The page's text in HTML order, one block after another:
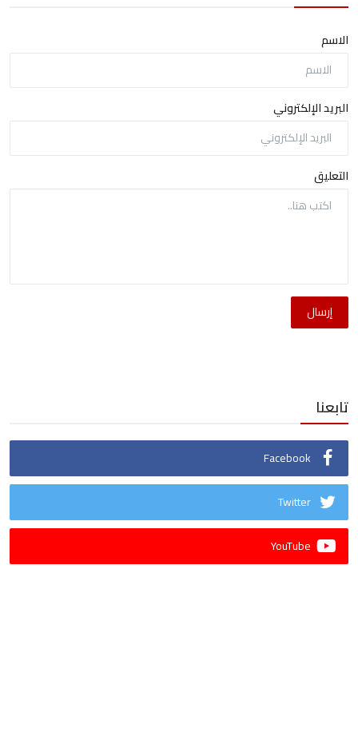
الاسم
البريد الإلكتروني
التعليق
إرسال
تابعنا
Facebook
Twitter
YouTube